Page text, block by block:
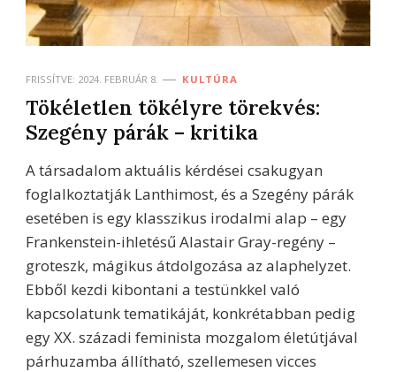
FRISSÍTVE: 2024. FEBRUÁR 8. KULTÚRA
Tökéletlen tökélyre törekvés:
Szegény párák – kritika
A társadalom aktuális kérdései csakugyan
foglalkoztatják Lanthimost, és a Szegény párák
esetében is egy klasszikus irodalmi alap – egy
Frankenstein-ihletésű Alastair Gray-regény –
groteszk, mágikus átdolgozása az alaphelyzet.
Ebből kezdi kibontani a testünkkel való
kapcsolatunk tematikáját, konkrétabban pedig
egy XX. századi feminista mozgalom életútjával
párhuzamba állítható, szellemesen vicces